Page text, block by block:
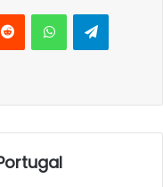
Reddit WhatsApp